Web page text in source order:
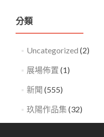
分類
Uncategorized (2)
展場佈置 (1)
新聞 (555)
玖陽作品集 (32)